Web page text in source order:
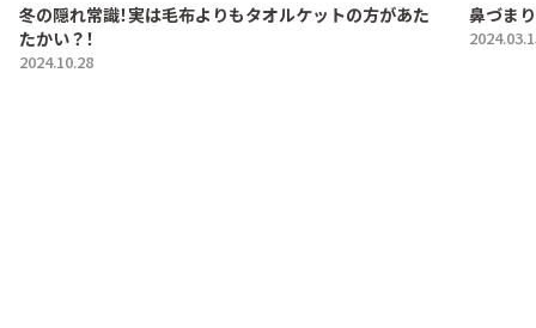
冬の隠れ常識！実は毛布よりもタオルケットの方があた
たかい？！
2024.10.28
鼻づま